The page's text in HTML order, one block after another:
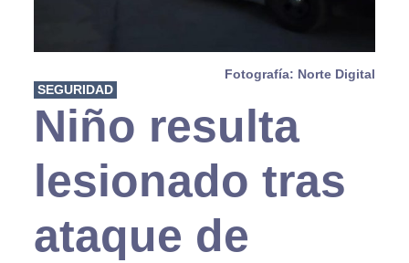
Fotografía: Norte Digital
SEGURIDAD
Niño resulta
lesionado tras
ataque de